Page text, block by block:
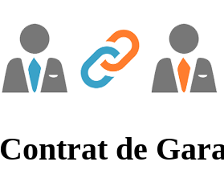
Contrat de